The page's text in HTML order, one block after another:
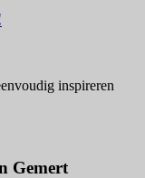
inspireren
Gemert